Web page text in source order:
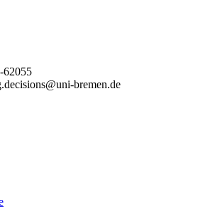
62055
bremen.de